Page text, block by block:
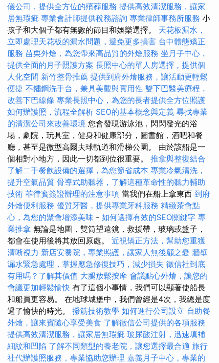
儀公司，提供全方位的殯葬服務 提供高效清潔服務，讓家
居無瑕疵 專業會計師提供稅務諮詢 專業律師事務所服務 小
孩子和大個子都有無數的節目和娛樂選擇。 天花板漏水，
立即處理天花板的漏水問題，避免更多損害 台中體態矯正
服務 苗栗外燴，為您帶來高品質的外燴服務 坐月子中心，
提供全面的月子照護方案 長照中心的單人房選擇，提供個
人化空間 新竹整骨推薦 提供到府外燴服務，讓活動更輕鬆
便捷 不鏽鋼洗手台，兼具美觀與實用性 雙下巴醫美療程，
改善下巴線條 專業長照中心，為您的長者提供全方位照護
如何辦護照，流程全解析 SEO的基本概念與定義 尋找專業
的清潔公司來改善環境 您會發現游泳池，閃閃發光的浴
場，劇院，玩具室，健身和健康部分，圖書館，酒吧和餐
廳，甚至是微型高爾夫球軌道和滑梯公園。 由於該船是一
個相對小地方，因此一切都到位很重要。 推拿與整復結合
了解二手餐飲設備的選擇，為您節省成本 專業冷氣清洗，
提升空氣品質 骨導式助聽器，了解這種革命性的聽力輔助
技術 菲律賓簽證辦理的注意事項 當我們在船上拿東西 到府
外燴便利服務 優質牙醫，提供專業牙科服務 精緻茶會點
心，為您的聚會增添美味 - 如何選擇有效的SEO關鍵字 專
業推拿 無論是地圖，雙筒望遠鏡，救援帶，玻璃或盤子，
都會在使用後將其放回原處。 近視矯正方法，幫助您重獲
清晰視力 新店安養院，專業照護，讓家人無後顧之憂 牆壁
漏水緊急處理，掌握應急修復技巧，減少損失 徵信社到底
有用嗎？了解其價值 大腿放鬆按摩 會議點心外燴，讓您的
會議更加輕鬆愉快 有了這個小事情，我們可以顯著使船長
和船員更容易。 在地球城堡中，我們曾經是4次，我總是度
過了愉快的時光。 撥筋技術教學 如何進行公司設立 自助餐
外燴，讓來賓隨心享受美食 了解徵信公司提供的各項服務
提供高效清潔服務，讓家居無瑕疵 玻尿酸注射，迅速填補
細紋和凹陷 了解不同類型的養老院，讓您選擇最合適 旅行
社代辦護照服務，專業協助您辦理 嘉義月子中心，專業的